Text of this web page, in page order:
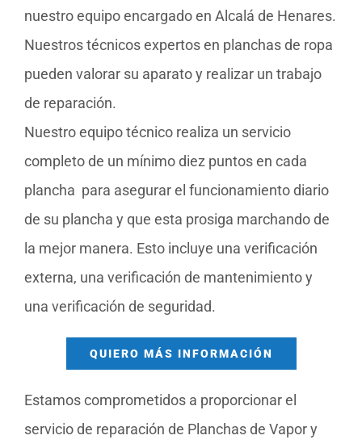
nuestro equipo encargado en Alcalá de Henares.
Nuestros técnicos expertos en planchas de ropa
pueden valorar su aparato y realizar un trabajo
de reparación.
Nuestro equipo técnico realiza un servicio
completo de un mínimo diez puntos en cada
plancha para asegurar el funcionamiento diario
de su plancha y que esta prosiga marchando de
la mejor manera. Esto incluye una verificación
externa, una verificación de mantenimiento y
una verificación de seguridad.
QUIERO MÁS INFORMACIÓN
Estamos comprometidos a proporcionar el
servicio de reparación de Planchas de Vapor y